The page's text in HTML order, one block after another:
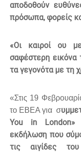
αποδοθούν
πρόσωπα, φορείς
«Οι καιροί ου
σαφέστερη
τα γεγονότα με τη
«Στις 19
το ΕΒΕΑ για σ
You in London»
εκδήλωση που
τις αιγίδες